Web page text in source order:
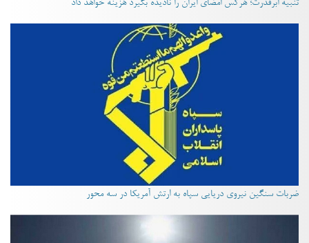
تنبیه ابرقدرت؛ هرکس امضای ایران را نادیده بگیرد هزینه خواهد داد
ضربات سنگین نیروی دریایی سپاه به ارتش آمریکا در سه محور